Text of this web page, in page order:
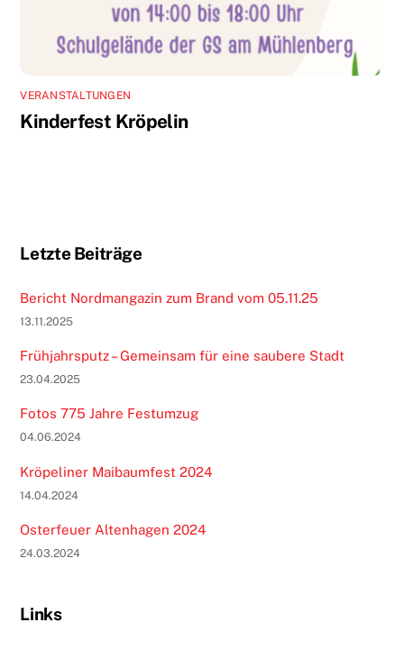
VERANSTALTUNGEN
Kinderfest Kröpelin
Letzte Beiträge
Bericht Nordmangazin zum Brand vom 05.11.25
13.11.2025
Frühjahrsputz – Gemeinsam für eine saubere Stadt
23.04.2025
Fotos 775 Jahre Festumzug
04.06.2024
Kröpeliner Maibaumfest 2024
14.04.2024
Osterfeuer Altenhagen 2024
24.03.2024
Links